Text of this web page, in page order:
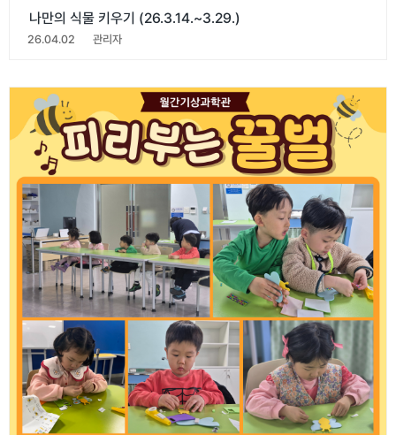
나만의 식물 키우기 (26.3.14.~3.29.)
26.04.02 관리자